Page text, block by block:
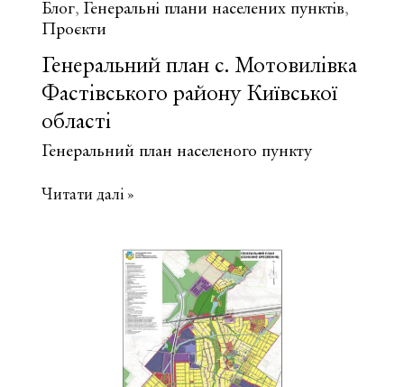
Блог, Генеральні плани населених пунктів,
Проєкти
Генеральний план с. Мотовилівка
Фастівського району Київської
області
Генеральний план населеного пункту
Генеральний
Мотовилівка
Фастівського
Читати далі »